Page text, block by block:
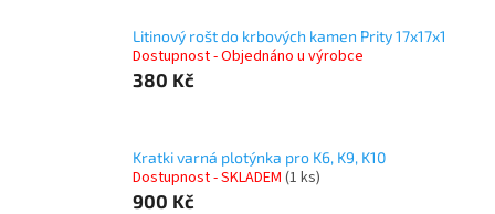
Litinový rošt do krbových kamen Prity 17x17x1
Dostupnost - Objednáno u výrobce
380 Kč
Kratki varná plotýnka pro K6, K9, K10
Dostupnost - SKLADEM (1 ks)
900 Kč